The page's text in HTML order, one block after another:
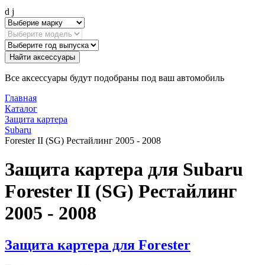
d j
Найти аксессуары
Все аксессуары будут подобраны под ваш автомобиль
Главная
Каталог
Защита картера
Subaru
Forester II (SG) Рестайлинг 2005 - 2008
Защита картера для Subaru
Forester II (SG) Рестайлинг
2005 - 2008
Защита картера для Forester